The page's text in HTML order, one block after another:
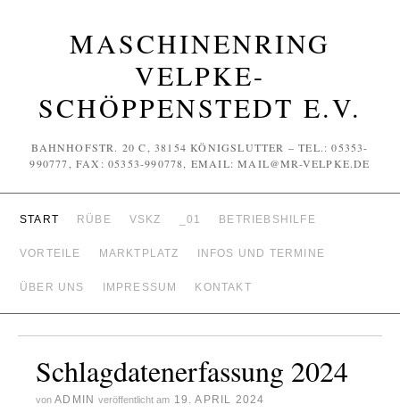
MASCHINENRING
VELPKE-
SCHÖPPENSTEDT E.V.
BAHNHOFSTR. 20 C, 38154 KÖNIGSLUTTER – TEL.: 05353-
990777, FAX: 05353-990778, EMAIL: MAIL@MR-VELPKE.DE
START RÜBE VSKZ _01 BETRIEBSHILFE
VORTEILE MARKTPLATZ INFOS UND TERMINE
ÜBER UNS IMPRESSUM KONTAKT
Schlagdatenerfassung 2024
von ADMIN veröffentlicht am 19. APRIL 2024